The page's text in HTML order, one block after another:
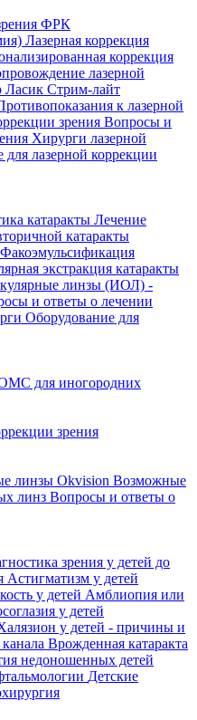
ФРК
Лазерная коррекция
коррекция
лазерной
Ласик Стрим-лайт
к лазерной
зрения Вопросы и
Хирурги лазерной
для лазерной коррекции
катаракты Лечение
катаракты
Факоэмульсификация
экстракция катаракты
линзы (ИОЛ) -
и ответы о лечении
Оборудование для
для иногородних
зрения
линзы Okvision Возможные
линз Вопросы и ответы о
зрения у детей до
Астигматизм у детей
у детей Амблиопия или
у детей
у детей - причины и
Врожденная катаракта
недоношенных детей
Детские